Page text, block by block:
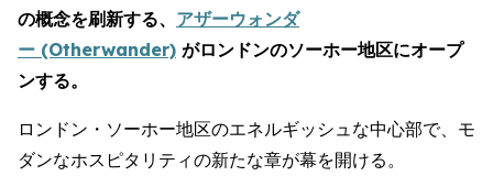
の概念を刷新する、 アザーウォンダ
ー (Otherwander) がロンドンのソーホー地区にオープ
ンする。
ロンドン・ソーホー地区のエネルギッシュな中心部で、モ
ダンなホスピタリティの新たな章が幕を開ける。